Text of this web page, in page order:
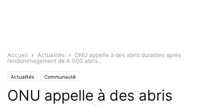
Accueil Actualités
ONU appelle à des abris durables après
l’endommagement de 4 000 abris...
Actualités Communauté
ONU appelle à des abris